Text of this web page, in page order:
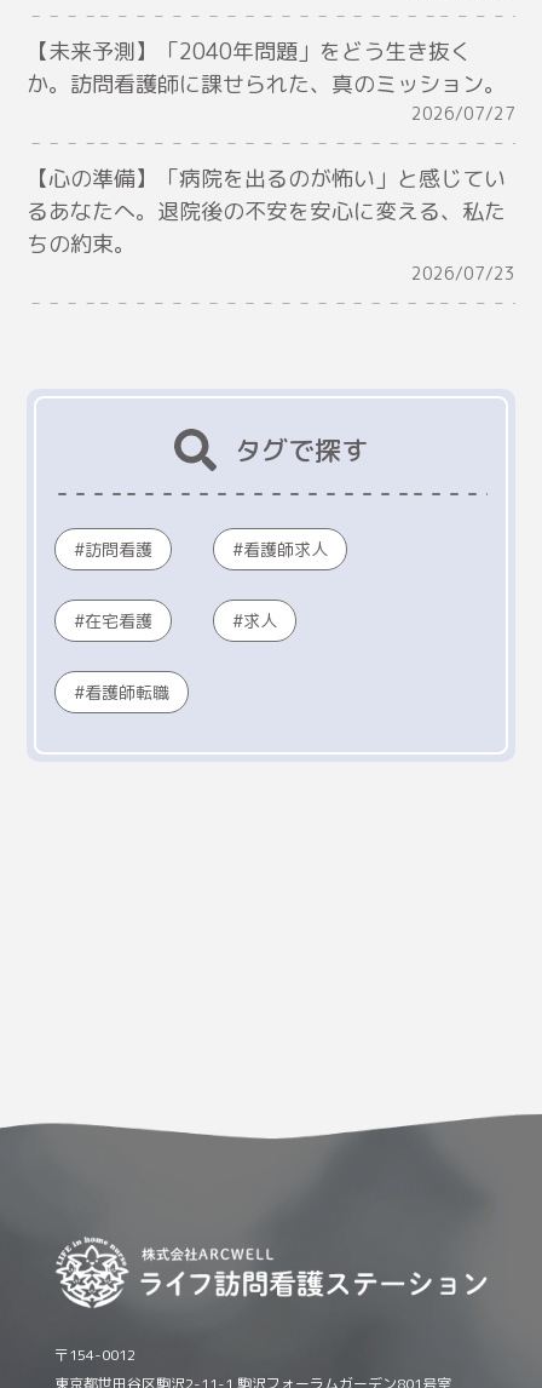
【未来予測】「2040年問題」をどう生き抜く
か。訪問看護師に課せられた、真のミッション。
2026/07/27
【心の準備】「病院を出るのが怖い」と感じてい
るあなたへ。退院後の不安を安心に変える、私た
ちの約束。
2026/07/23
タグで探す
訪問看護 看護師求人
在宅看護 求人
看護師転職
〒154-0012
東京都世田谷区駒沢2-11-1 駒沢フォーラムガーデン801号室